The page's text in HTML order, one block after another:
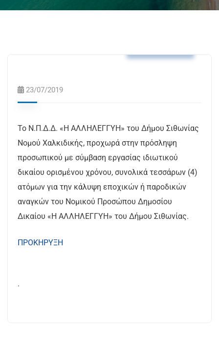
23/07/2019
Το Ν.Π.Δ.Δ. «Η ΑΛΛΗΛΕΓΓΥΗ» του Δήμου Σιθωνίας
Νομού Χαλκιδικής, προχωρά στην πρόσληψη
προσωπικού με σύμβαση εργασίας ιδιωτικού
δικαίου ορισμένου χρόνου, συνολικά τεσσάρων (4)
ατόμων για την κάλυψη εποχικών ή παροδικών
αναγκών του Νομικού Προσώπου Δημοσίου
Δικαίου «Η ΑΛΛΗΛΕΓΓΥΗ» του Δήμου Σιθωνίας.
ΠΡΟΚΗΡΥΞΗ
.